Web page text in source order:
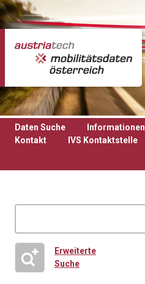
Direkt zum Inhalt
Daten Suche Informationen
Kontakt
IVS Kontaktstelle
Erweiterte
Suche